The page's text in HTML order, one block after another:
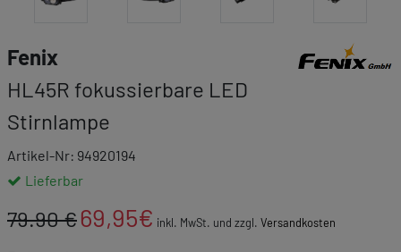
Fenix
HL45R fokussierbare LED
Stirnlampe
Link zur
Artikel-Nr: 94920194
Lieferbar
79.90 €69,95€ inkl. MwSt. und zzgl. Versandkosten